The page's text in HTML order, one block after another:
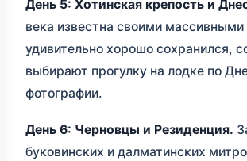
День 5: Хотинская крепость и
века известна своими
удивительно хорошо сохранился,
выбирают прогулку на лодке по
фотографии.
День 6: Черновцы и Резиденция.
буковинских и далматинских